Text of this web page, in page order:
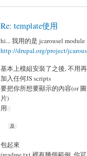
Re: template使用
hi... 我用的是 jcarousel module
http://drupal.org/project/
基本上模組安裝了之後, 不用再
加入任何JS scripts
要把你所想要顯示的內容(or 圖
片)
用
及
包起來